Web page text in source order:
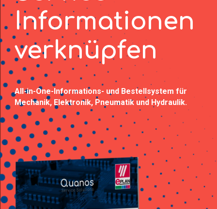
Informationen
verknüpfen
All-in-One-Informations- und Bestellsystem für
Mechanik, Elektronik, Pneumatik und Hydraulik.